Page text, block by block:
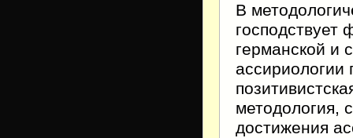
В
господствует
германской и
ассириологии
методология,
достижения